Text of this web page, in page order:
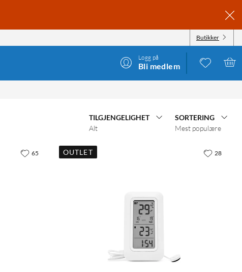
Butikker
Logg på
Bli medlem
TILGJENGELIGHET
Alt
SORTERING
Mest populære
65 OUTLET 28